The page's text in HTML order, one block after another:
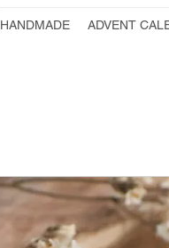
HANDMADE ADVENT